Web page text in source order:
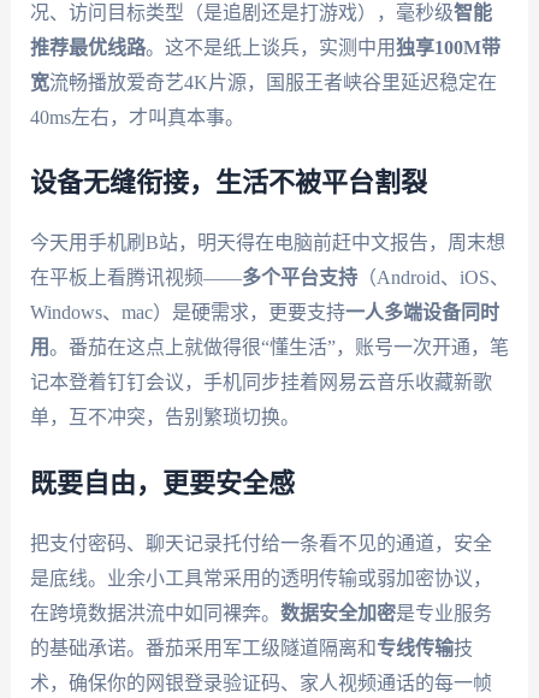
况、访问目标类型（是追剧还是打游戏），毫秒级智能
推荐最优线路。这不是纸上谈兵，实测中用独享100M带
宽流畅播放爱奇艺4K片源，国服王者峡谷里延迟稳定在
40ms左右，才叫真本事。
设备无缝衔接，生活不被平台割裂
今天用手机刷B站，明天得在电脑前赶中文报告，周末想
在平板上看腾讯视频——多个平台支持（Android、iOS、
Windows、mac）是硬需求，更要支持一人多端设备同时
用。番茄在这点上就做得很“懂生活”，账号一次开通，笔
记本登着钉钉会议，手机同步挂着网易云音乐收藏新歌
单，互不冲突，告别繁琐切换。
既要自由，更要安全感
把支付密码、聊天记录托付给一条看不见的通道，安全
是底线。业余小工具常采用的透明传输或弱加密协议，
在跨境数据洪流中如同裸奔。 数据安全加密是专业服务
的基础承诺。番茄采用军工级隧道隔离和专线传输技
术，确保你的网银登录验证码、家人视频通话的每一帧